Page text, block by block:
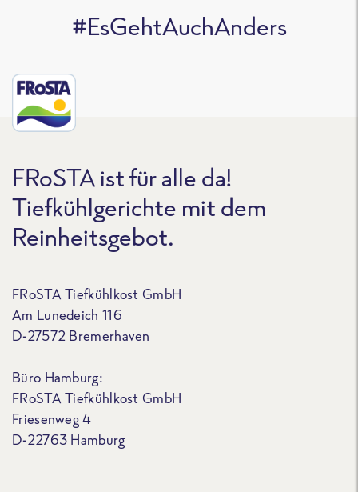
#EsGehtAuchAnders
FRoSTA ist für alle da!
Tiefkühlgerichte mit dem
Reinheitsgebot.
FRoSTA Tiefkühlkost GmbH
Am Lunedeich 116
D-27572 Bremerhaven
Büro Hamburg:
FRoSTA Tiefkühlkost GmbH
Friesenweg 4
D-22763 Hamburg